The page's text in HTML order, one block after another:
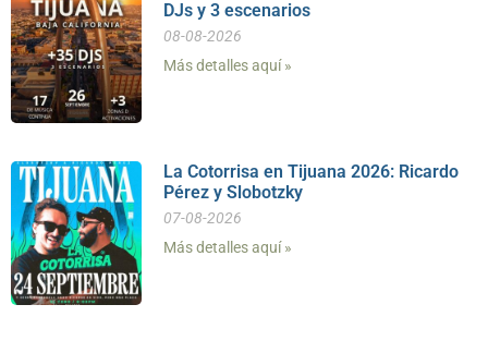
DJs y 3 escenarios
08-08-2026
Más detalles aquí »
La Cotorrisa en Tijuana 2026: Ricardo
Pérez y Slobotzky
07-08-2026
Más detalles aquí »